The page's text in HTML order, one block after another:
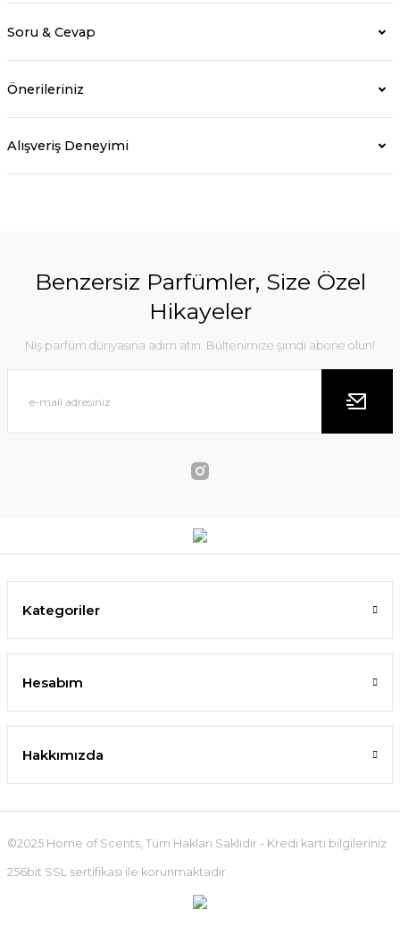
Soru & Cevap
Önerileriniz
Alışveriş Deneyimi
Benzersiz Parfümler, Size Özel
Hikayeler
Niş parfüm dünyasına adım atın. Bültenimize şimdi abone olun!
Kategoriler
Hesabım
Hakkımızda
©2025 Home of Scents, Tüm Hakları Saklıdır - Kredi kartı bilgileriniz
256bit SSL sertifikası ile korunmaktadır.